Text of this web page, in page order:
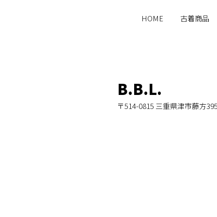
HOME 古着商品
B.B.L.
〒514-0815 三重県津市藤方